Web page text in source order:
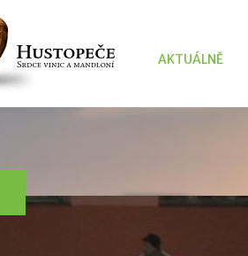
AKTUÁLNĚ